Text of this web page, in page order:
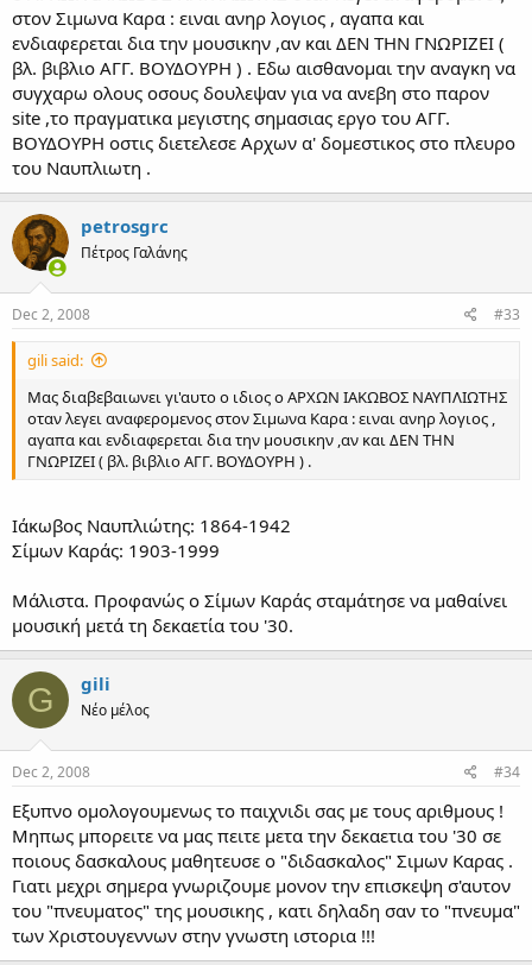
στον Σιμωνα Καρα : ειναι ανηρ λογιος , αγαπα και
ενδιαφερεται δια την μουσικην ,αν και ΔΕΝ ΤΗΝ ΓΝΩΡΙΖΕΙ (
βλ. βιβλιο ΑΓΓ. ΒΟΥΔΟΥΡΗ ) . Εδω αισθανομαι την αναγκη να
συγχαρω ολους οσους δουλεψαν για να ανεβη στο παρον
site ,το πραγματικα μεγιστης σημασιας εργο του ΑΓΓ.
ΒΟΥΔΟΥΡΗ οστις διετελεσε Αρχων α' δομεστικος στο πλευρο
του Ναυπλιωτη .
petrosgrc
Πέτρος Γαλάνης
Dec 2, 2008 #33
gili said:
Μας διαβεβαιωνει γι'αυτο ο ιδιος ο ΑΡΧΩΝ ΙΑΚΩΒΟΣ ΝΑΥΠΛΙΩΤΗΣ
οταν λεγει αναφερομενος στον Σιμωνα Καρα : ειναι ανηρ λογιος ,
αγαπα και ενδιαφερεται δια την μουσικην ,αν και ΔΕΝ ΤΗΝ
ΓΝΩΡΙΖΕΙ ( βλ. βιβλιο ΑΓΓ. ΒΟΥΔΟΥΡΗ ) .
Ιάκωβος Ναυπλιώτης: 1864-1942
Σίμων Καράς: 1903-1999
Μάλιστα. Προφανώς ο Σίμων Καράς σταμάτησε να μαθαίνει
μουσική μετά τη δεκαετία του '30.
G gili
Νέο μέλος
Dec 2, 2008 #34
Εξυπνο ομολογουμενως το παιχνιδι σας με τους αριθμους !
Μηπως μπορειτε να μας πειτε μετα την δεκαετια του '30 σε
ποιους δασκαλους μαθητευσε ο "διδασκαλος" Σιμων Καρας .
Γιατι μεχρι σημερα γνωριζουμε μονον την επισκεψη σ'αυτον
του "πνευματος" της μουσικης , κατι δηλαδη σαν το "πνευμα"
των Χριστουγεννων στην γνωστη ιστορια !!!